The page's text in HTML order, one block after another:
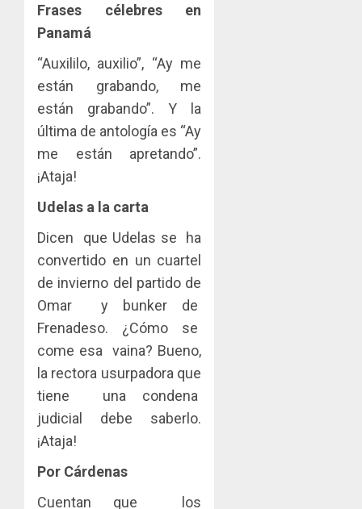
Frases célebres en
Panamá
“Auxililo, auxilio”, “Ay me
están grabando, me
están grabando”. Y la
última de antología es “Ay
me están apretando”.
¡Ataja!
Udelas a la carta
Dicen que Udelas se ha
convertido en un cuartel
de invierno del partido de
Omar y bunker de
Frenadeso. ¿Cómo se
come esa vaina? Bueno,
la rectora usurpadora que
tiene una condena
judicial debe saberlo.
¡Ataja!
Por Cárdenas
Cuentan que los